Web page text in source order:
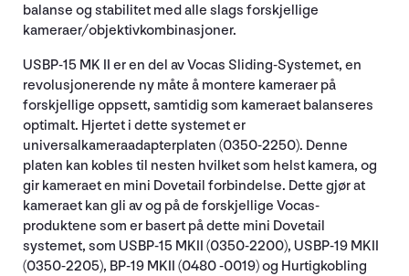
balanse og stabilitet med alle slags forskjellige
kameraer/objektivkombinasjoner.
USBP-15 MK II er en del av Vocas Sliding-Systemet, en
revolusjonerende ny måte å montere kameraer på
forskjellige oppsett, samtidig som kameraet balanseres
optimalt. Hjertet i dette systemet er
universalkameraadapterplaten (0350-2250). Denne
platen kan kobles til nesten hvilket som helst kamera, og
gir kameraet en mini Dovetail forbindelse. Dette gjør at
kameraet kan gli av og på de forskjellige Vocas-
produktene som er basert på dette mini Dovetail
systemet, som USBP-15 MKII (0350-2200), USBP-19 MKII
(0350-2205), BP-19 MKII (0480 -0019) og Hurtigkobling